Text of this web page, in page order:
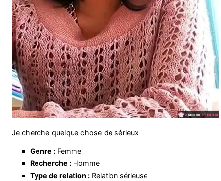
Je cherche quelque chose de sérieux
Genre :Femme
Recherche :Homme
Type de relation :Relation sérieuse